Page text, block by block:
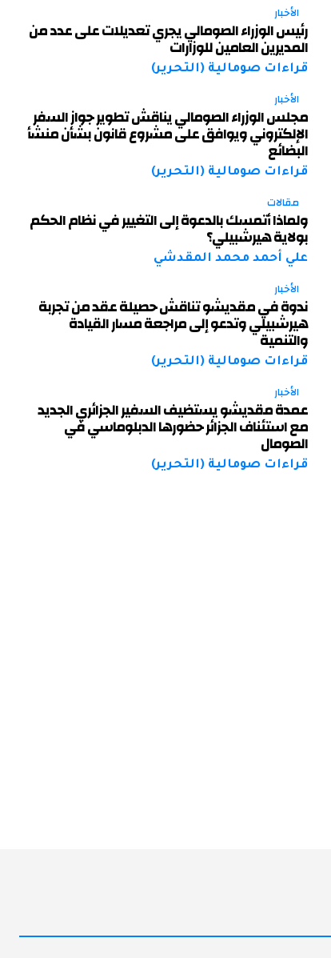
الأخبار
رئيس الوزراء الصومالي يجري تعديلات على عدد من
المديرين العامين للوزارات
قراءات صومالية (التحرير)
الأخبار
مجلس الوزراء الصومالي يناقش تطوير جواز السفر
الإلكتروني ويوافق على مشروع قانون بشأن منشأ
البضائع
قراءات صومالية (التحرير)
مقالات
ولماذا أتمسك بالدعوة إلى التغيير في نظام الحكم
بولاية هيرشبيلي؟
علي أحمد محمد المقدشي
الأخبار
ندوة في مقديشو تناقش حصيلة عقد من تجربة
هيرشبيلي وتدعو إلى مراجعة مسار القيادة
والتنمية
قراءات صومالية (التحرير)
الأخبار
عمدة مقديشو يستضيف السفير الجزائري الجديد
مع استئناف الجزائر حضورها الدبلوماسي في
الصومال
قراءات صومالية (التحرير)